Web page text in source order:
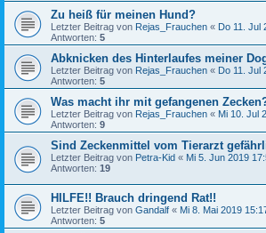
Zu heiß für meinen Hund?
Letzter Beitrag von Rejas_Frauchen « Do 11. Jul
Antworten: 5
Abknicken des Hinterlaufes meiner
Letzter Beitrag von Rejas_Frauchen « Do 11. Jul
Antworten: 5
Was macht ihr mit gefangenen
Letzter Beitrag von Rejas_Frauchen « Mi 10. Jul
Antworten: 9
Sind Zeckenmittel vom Tierarzt
Letzter Beitrag von Petra-Kid « Mi 5. Jun 2019
Antworten: 19
HILFE!! Brauch dringend Rat!!
Letzter Beitrag von Gandalf « Mi 8. Mai 2019
Antworten: 5